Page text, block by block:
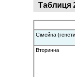
Таблиця
Сімейна
Вторинна